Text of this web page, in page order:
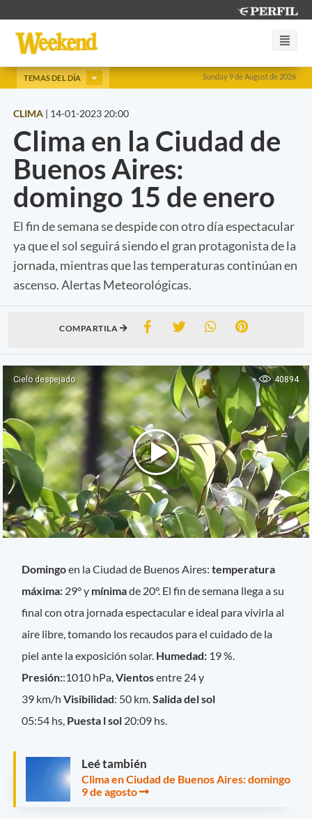
Sunday 9 de August de 2026
TEMAS DEL DÍA
CLIMA | 14-01-2023 20:00
Clima en la Ciudad de
Buenos Aires:
domingo 15 de enero
El fin de semana se despide con otro día espectacular
ya que el sol seguirá siendo el gran protagonista de la
jornada, mientras que las temperaturas continúan en
ascenso. Alertas Meteorológicas.
COMPARTILA
Domingoen la Ciudad de Buenos Aires:temperatura
máxima: 29° y mínimade 20°. El fin de semana llega a su
final con otra jornada espectacular e ideal para vivirla al
aire libre, tomando los recaudos para el cuidado de la
piel ante la exposición solar. Humedad: 19 %.
Presión::1010 hPa,Vientosentre 24 y
39 km/hVisibilidad: 50 km.Salida del sol
05:54 hs, Puesta l sol 20:09 hs.
Leé también
Clima en Ciudad de Buenos Aires: domingo
9 de agosto